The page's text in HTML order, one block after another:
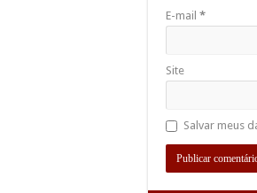
E-mail *
Site
Salvar meus